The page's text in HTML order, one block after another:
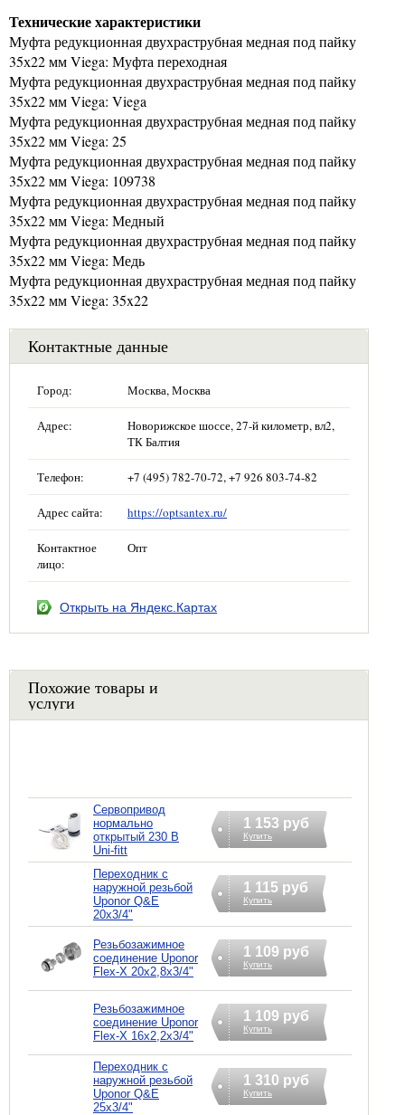
Технические характеристики
Муфта редукционная двухраструбная медная под пайку
35х22 мм Viega: Муфта переходная
Муфта редукционная двухраструбная медная под пайку
35х22 мм Viega: Viega
Муфта редукционная двухраструбная медная под пайку
35х22 мм Viega: 25
Муфта редукционная двухраструбная медная под пайку
35х22 мм Viega: 109738
Муфта редукционная двухраструбная медная под пайку
35х22 мм Viega: Медный
Муфта редукционная двухраструбная медная под пайку
35х22 мм Viega: Медь
Муфта редукционная двухраструбная медная под пайку
35х22 мм Viega: 35x22
Контактные данные
Город: Москва, Москва
Адрес:
Новорижское шоссе, 27-й километр, вл2,
ТК Балтия
Телефон: +7 (495) 782-70-72, +7 926 803-74-82
Адрес сайта: https://optsantex.ru/
Контактное
лицо:
Опт
Открыть на Яндекс.Картах
Похожие товары и
услуги
Сервопривод
нормально
открытый 230 B
Uni-fitt
1 153 руб
Купить
Переходник с
наружной резьбой
Uponor Q&E
20х3/4"
1 115 руб
Купить
Резьбозажимное
соединение Uponor
Flex-X 20х2,8х3/4"
1 109 руб
Купить
Резьбозажимное
соединение Uponor
Flex-X 16х2,2х3/4"
1 109 руб
Купить
Переходник с
наружной резьбой
Uponor Q&E
25х3/4"
1 310 руб
Купить